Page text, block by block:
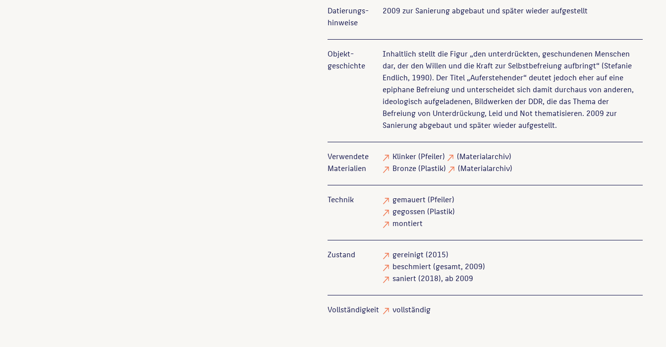
Datierungs­
hinweise
2009 zur Sanierung abgebaut und später wieder aufgestellt
Objekt­
geschichte
Inhaltlich stellt die Figur „den unterdrückten, geschundenen Menschen
dar, der den Willen und die Kraft zur Selbstbefreiung aufbringt“ (Stefanie
Endlich, 1990). Der Titel „Auferstehender“ deutet jedoch eher auf eine
epiphane Befreiung und unterscheidet sich damit durchaus von anderen,
ideologisch aufgeladenen, Bildwerken der DDR, die das Thema der
Befreiung von Unterdrückung, Leid und Not thematisieren. 2009 zur
Sanierung abgebaut und später wieder aufgestellt.
Verwendete
Materialien
Klinker (Pfeiler)
(Materialarchiv)
Bronze (Plastik) (Materialarchiv)
Technik gemauert (Pfeiler)
gegossen (Plastik)
montiert
Zustand gereinigt (2015)
beschmiert (gesamt, 2009)
saniert (2018), ab 2009
Vollständigkeit vollständig